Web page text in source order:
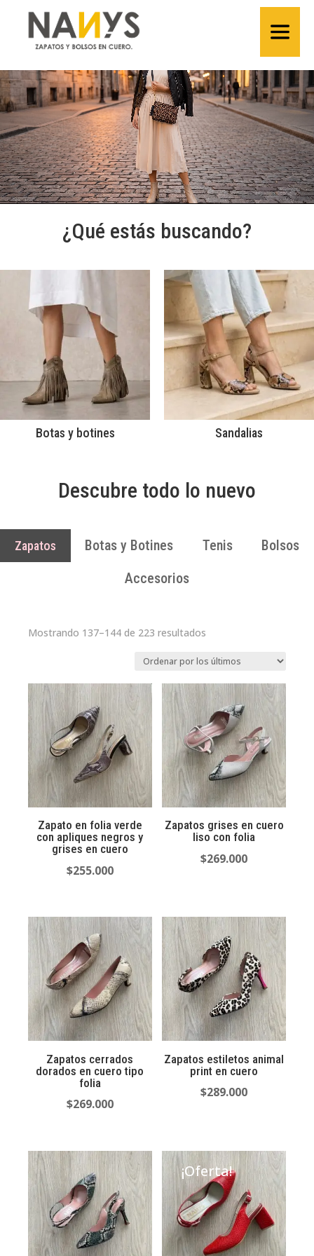
¿Qué estás buscando?
Botas y botines Sandalias
Descubre todo lo nuevo
Zapatos Botas y Botines Tenis
Bolsos
Accesorios
Mostrando 137–144 de 223 resultados
últimos
Zapato en folia verde
con apliques negros y
grises en cuero
$255.000
Zapatos grises en cuero
liso con folia
$269.000
Zapatos cerrados
dorados en cuero tipo
folia
$269.000
Zapatos estiletos animal
print en cuero
$289.000
¡Oferta!